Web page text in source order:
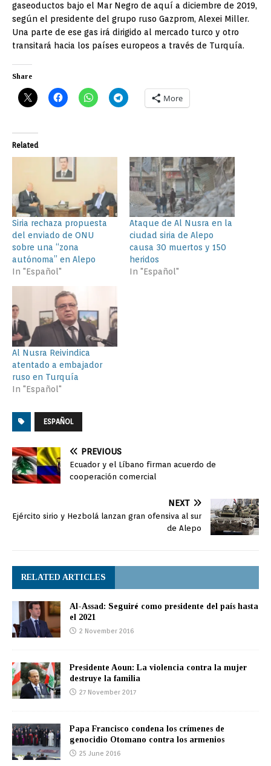
gaseoductos bajo el Mar Negro de aquí a diciembre de 2019,
según el presidente del grupo ruso Gazprom, Alexei Miller.
Una parte de ese gas irá dirigido al mercado turco y otro
transitará hacia los países europeos a través de Turquía.
Share
More
Related
Siria rechaza propuesta
del enviado de ONU
sobre una “zona
autónoma” en Alepo
In "Español"
Ataque de Al Nusra en la
ciudad siria de Alepo
causa 30 muertos y 150
heridos
In "Español"
Al Nusra Reivindica
atentado a embajador
ruso en Turquía
In "Español"
ESPAÑOL
PREVIOUS
Ecuador y el Líbano firman acuerdo de
cooperación comercial
NEXT
Ejército sirio y Hezbolá lanzan gran ofensiva al sur
de Alepo
RELATED ARTICLES
Al-Assad: Seguiré como presidente del país hasta
el 2021
2 November 2016
Presidente Aoun: La violencia contra la mujer
destruye la familia
27 November 2017
Papa Francisco condena los crímenes de
genocidio Otomano contra los armenios
25 June 2016